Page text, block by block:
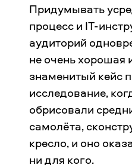
Придумывать
процесс и IT-
аудиторий
не очень хорошая
знаменитый кейс
исследование,
обрисовали
самолёта,
кресло, и оно
ни для кого.